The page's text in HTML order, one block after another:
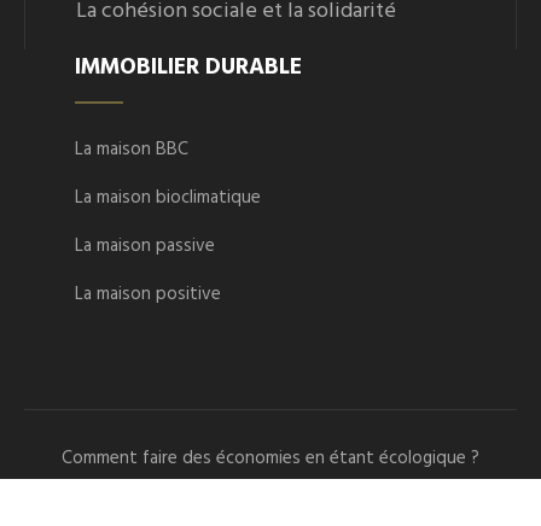
La cohésion sociale et la solidarité
IMMOBILIER DURABLE
La maison BBC
La maison bioclimatique
La maison passive
La maison positive
Comment faire des économies en étant écologique ?